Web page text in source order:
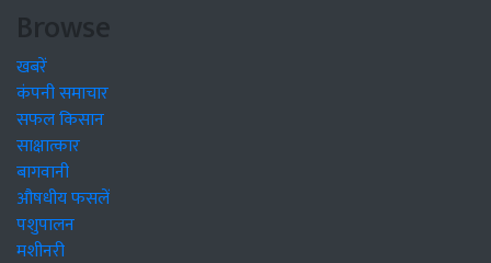
Browse
खबरें
कंपनी समाचार
सफल किसान
साक्षात्कार
बागवानी
औषधीय फसलें
पशुपालन
मशीनरी